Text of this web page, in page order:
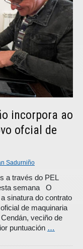
incorpora ao
ofcial de
Sadurniño
a través do PEL
semana O
sinatura do contrato
de maquinaria
veciño de
puntuación …